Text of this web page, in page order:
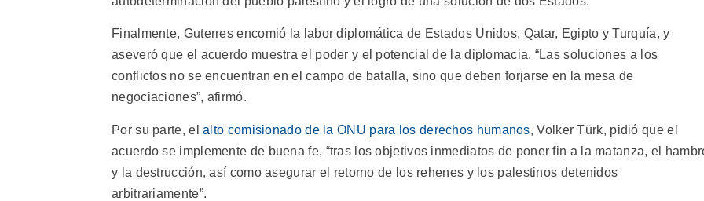
Finalmente, Guterres encomió la labor diplomática de Estados Unidos, Qatar, Egipto y Turquía, y
aseveró que el acuerdo muestra el poder y el potencial de la diplomacia. “Las soluciones a los
conflictos no se encuentran en el campo de batalla, sino que deben forjarse en la mesa de
negociaciones”, afirmó.
Por su parte, elalto comisionado de la ONU para los derechos humanos, Volker Türk, pidió que el
acuerdo se implemente de buena fe, “tras los objetivos inmediatos de poner fin a la matanza, el
y la destrucción, así como asegurar el retorno de los rehenes y los palestinos detenidos
arbitrariamente”.